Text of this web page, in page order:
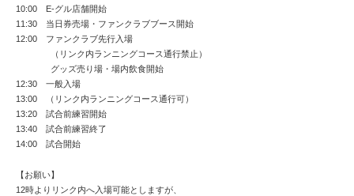
10:00 E-グル店舗開始
11:30 当日券売場・ファンクラブブース開始
12:00 ファンクラブ先行入場
（リンク内ランニングコース通行禁止）
グッズ売り場・場内飲食開始
12:30 一般入場
13:00 （リンク内ランニングコース通行可）
13:20 試合前練習開始
13:40 試合前練習終了
14:00 試合開始
【お願い】
12時よりリンク内へ入場可能としますが、